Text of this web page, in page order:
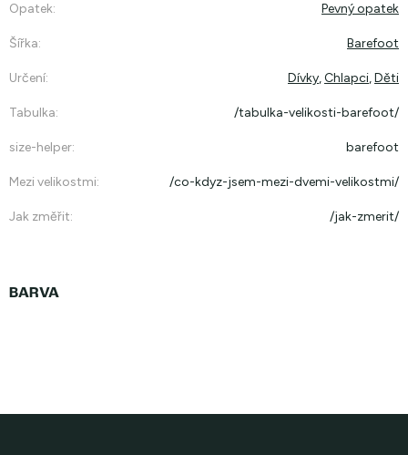
Opatek: Pevný opatek
Šířka: Barefoot
Určení: Dívky,Chlapci,Děti
Tabulka: /tabulka-velikosti-barefoot/
size-helper: barefoot
Mezi velikostmi: /co-kdyz-jsem-mezi-dvemi-velikostmi/
Jak změřit: /jak-zmerit/